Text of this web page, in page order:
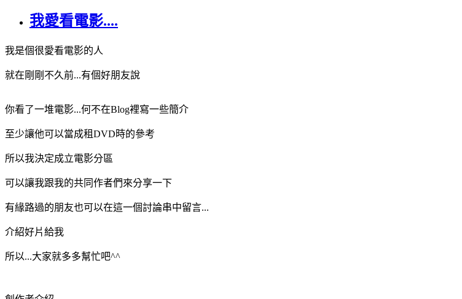
我愛看電影....
我是個很愛看電影的人
就在剛剛不久前...有個好朋友說
你看了一堆電影...何不在Blog裡寫一些簡介
至少讓他可以當成租DVD時的參考
所以我決定成立電影分區
可以讓我跟我的共同作者們來分享一下
有緣路過的朋友也可以在這一個討論串中留言...
介紹好片給我
所以...大家就多多幫忙吧^^